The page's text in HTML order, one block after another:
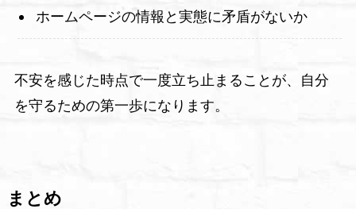
ホームページの情報と実態に矛盾がないか
不安を感じた時点で一度立ち止まることが、自分
を守るための第一歩になります。
まとめ